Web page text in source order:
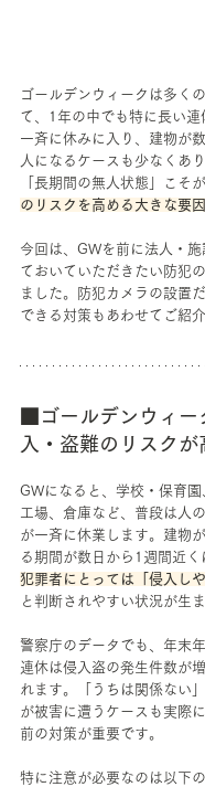
ゴールデンウィークは多く
て、1年の中でも特に長い
一斉に休みに入り、建物が
人になるケースも少なくあ
「長期間の無人状態」こそが
のリスクを高める大きな要因
今回は、GWを前に法人・
ておいていただきたい防犯
ました。防犯カメラの設置
できる対策もあわせてご紹介
■ゴールデンウィー
入・盗難のリスクが
GWになると、学校・保育園
工場、倉庫など、普段は人
が一斉に休業します。建物
る期間が数日から1週間近く
犯罪者にとっては「侵入し
と判断されやすい状況が生ま
警察庁のデータでも、年末
連休は侵入盗の発生件数が
れます。「うちは関係ない
が被害に遭うケースも実際
前の対策が重要です。
特に注意が必要なのは以下